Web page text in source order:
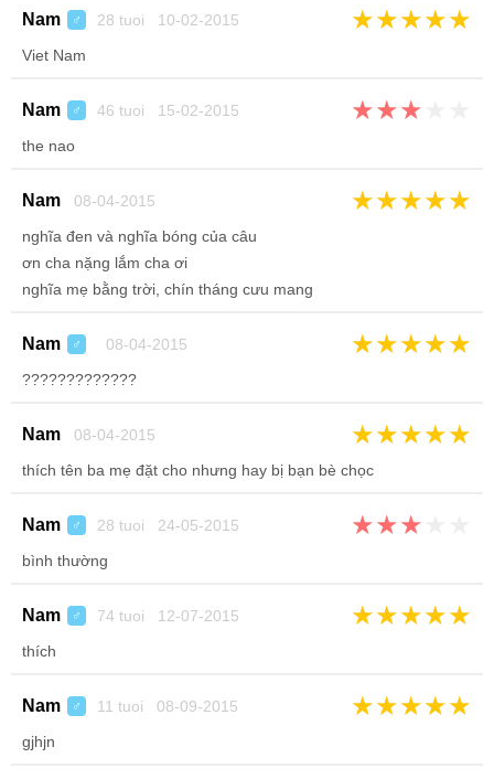
Nam ♂ 28 tuoi 10-02-2015 ★★★★★
Viet Nam
Nam ♂ 46 tuoi 15-02-2015 ★★★
the nao
Nam 08-04-2015 ★★★★★
nghĩa đen và nghĩa bóng của câu
ơn cha nặng lắm cha ơi
nghĩa mẹ bằng trời, chín tháng cưu mang
Nam ♂ 08-04-2015 ★★★★★
?????????????
Nam 08-04-2015 ★★★★★
thích tên ba mẹ đặt cho nhưng hay bị bạn bè chọc
Nam ♂ 28 tuoi 24-05-2015 ★★★
bình thường
Nam ♂ 74 tuoi 12-07-2015 ★★★★★
thích
Nam ♂ 11 tuoi 08-09-2015 ★★★★★
gjhjn